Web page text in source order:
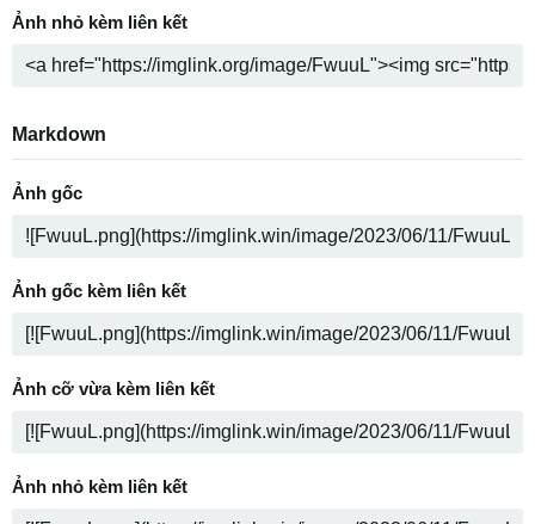
Ảnh nhỏ kèm liên kết
Markdown
Ảnh gốc
Ảnh gốc kèm liên kết
Ảnh cỡ vừa kèm liên kết
Ảnh nhỏ kèm liên kết